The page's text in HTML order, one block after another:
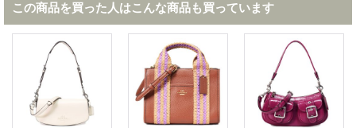
この商品を買った人はこんな商品も買っています